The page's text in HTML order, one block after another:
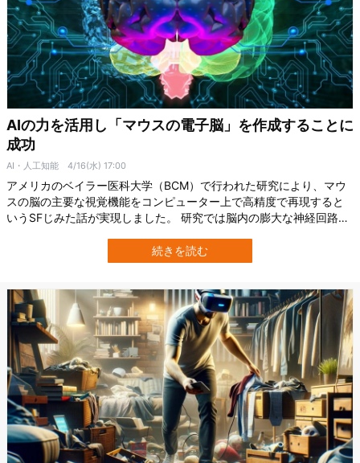
AIの力を活用し「マウスの電子脳」を作成することに
成功
AI・人工知能 4/16(水) 17:00
アメリカのベイラー医科大学（BCM）で行われた研究により、マウ
スの脳の主要な視覚機能をコンピューター上で高精度で再現すると
いうSFじみた話が実現しました。 研究では脳内の膨大な神経回路の
のように処理しているのかを精密にシミュレートできることが示さ
れています。 この“電子脳”があれば、従来は実験動物を必要として
続きを読む